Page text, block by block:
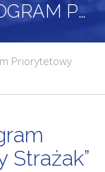
WYNIKI II NABORU: PROGRAM PRIORYTETOWY „MOBILNY STRAŻAK”
Priorytetowy
Strażak”